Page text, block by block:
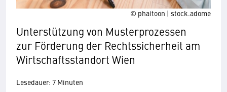
© phaitoon | stock.adome
Unterstützung von Musterprozessen
zur Förderung der Rechtssicherheit am
Wirtschaftsstandort Wien
Lesedauer: 7 Minuten